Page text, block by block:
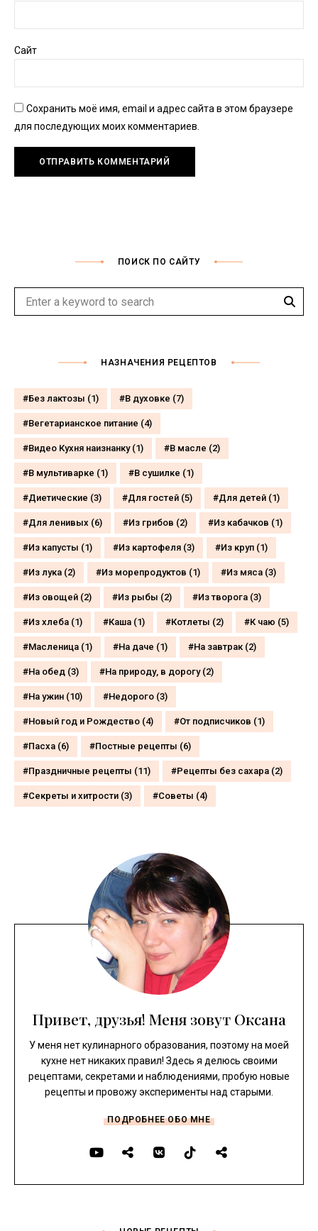
Сайт
Сохранить моё имя, email и адрес сайта в этом браузере
для последующих моих комментариев.
ПОИСК ПО САЙТУ
Search
НАЗНАЧЕНИЯ РЕЦЕПТОВ
Без лактозы (1) В духовке (7)
Вегетарианское питание (4)
Видео Кухня наизнанку(1) В масле (2)
В мультиварке (1) В сушилке (1)
Диетические (3) Для гостей (5) Для детей (1)
Для ленивых (6) Из грибов (2) Из кабачков (1)
Из капусты (1) Из картофеля (3) Из круп (1)
Из лука (2) Из морепродуктов (1) Из мяса (3)
Из овощей (2) Из рыбы (2) Из творога (3)
Из хлеба (1) Каша (1) Котлеты (2) К чаю (5)
Масленица (1) На даче (1) На завтрак (2)
На обед (3) На природу, в дорогу(2)
На ужин (10) Недорого (3)
Новый год и Рождество (4) От подписчиков (1)
Пасха (6) Постные рецепты (6)
Праздничные рецепты (11) Рецепты без сахара (2)
Секреты и хитрости (3) Советы (4)
Привет, друзья! Меня зовут Оксана
У меня нет кулинарного образования, поэтому на моей
кухне нет никаких правил! Здесь я делюсь своими
рецептами, секретами и наблюдениями, пробую новые
рецепты и провожу эксперименты над старыми.
ПОДРОБНЕЕ ОБО МНЕ